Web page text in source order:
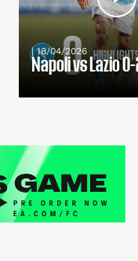
| 18/04/2026
Napoli vs Lazio